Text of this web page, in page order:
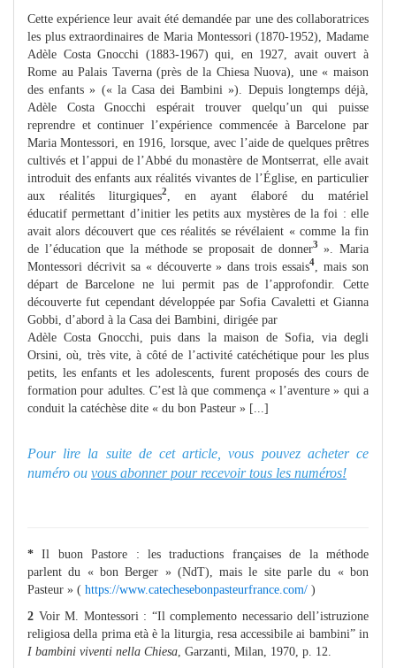
Cette expérience leur avait été demandée par une des collaboratrices
les plus extraordinaires de Maria Montessori (1870-1952), Madame
Adèle Costa Gnocchi (1883-1967) qui, en 1927, avait ouvert à
Rome au Palais Taverna (près de la Chiesa Nuova), une « maison
des enfants » (« la Casa dei Bambini »). Depuis longtemps déjà,
Adèle Costa Gnocchi espérait trouver quelqu’un qui puisse
reprendre et continuer l’expérience commencée à Barcelone par
Maria Montessori, en 1916, lorsque, avec l’aide de quelques prêtres
cultivés et l’appui de l’Abbé du monastère de Montserrat, elle avait
introduit des enfants aux réalités vivantes de l’Église, en particulier
aux réalités liturgiques2
, en ayant élaboré du matériel
éducatif permettant d’initier les petits aux mystères de la foi : elle
avait alors découvert que ces réalités se révélaient « comme la fin
de l’éducation que la méthode se proposait de donner3
». Maria
Montessori décrivit sa « découverte » dans trois essais4
, mais son
départ de Barcelone ne lui permit pas de l’approfondir. Cette
découverte fut cependant développée par Sofia Cavaletti et Gianna
Gobbi, d’abord à la Casa dei Bambini, dirigée par
Adèle Costa Gnocchi, puis dans la maison de Sofia, via degli
Orsini, où, très vite, à côté de l’activité catéchétique pour les plus
petits, les enfants et les adolescents, furent proposés des cours de
formation pour adultes. C’est là que commença « l’aventure » qui a
conduit la catéchèse dite « du bon Pasteur » [...]
Pour lire la suite de cet article, vous pouvez acheter ce
numéro ou vous abonner pour recevoir tous les numéros!
* Il buon Pastore : les traductions françaises de la méthode
parlent du « bon Berger » (NdT), mais le site parle du « bon
Pasteur » ( https://www.catechesebonpasteurfrance.com/ )
2 Voir M. Montessori : “Il complemento necessario dell’istruzione
religiosa della prima età è la liturgia, resa accessibile ai bambini” in
I bambini viventi nella Chiesa , Garzanti, Milan, 1970, p. 12.